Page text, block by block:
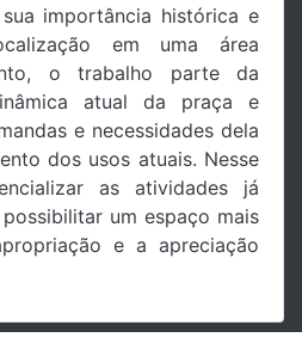
importância histórica e
em uma área
o trabalho parte da
atual da praça e
e necessidades dela
dos usos atuais. Nesse
as atividades já
um espaço mais
e a apreciação